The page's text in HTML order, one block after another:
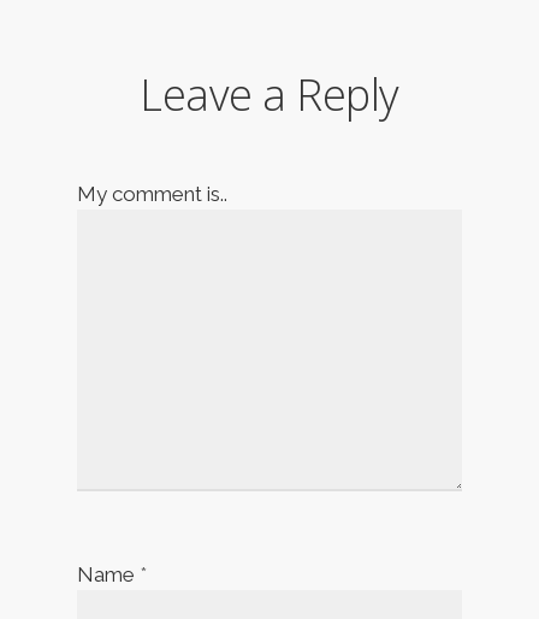
Leave a Reply
My comment is..
Name *